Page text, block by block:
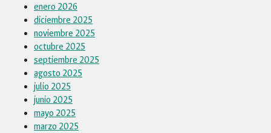
enero 2026
diciembre 2025
noviembre 2025
octubre 2025
septiembre 2025
agosto 2025
julio 2025
junio 2025
mayo 2025
marzo 2025